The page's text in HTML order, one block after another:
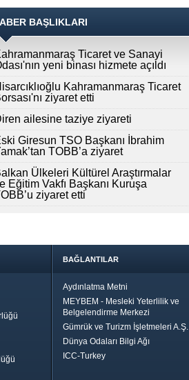
BAŞLIKLARI
Ticaret ve Sanayi
yeni binası hizmete açıldı
Kahramanmaraş Ticaret
ziyaret etti
ailesine taziye ziyareti
Giresun TSO Başkanı İbrahim
TOBB’a ziyaret
Ülkeleri Kültürel Araştırmalar
Eğitim Vakfı Başkanı Kuruşa
ziyaret etti
BAĞLANTILAR
Aydınlatma Metni
MEYBEM - Mesleki Yeterlilik ve
Belgelendirme Merkezi
Gümrük ve Turizm İşletmeleri A.Ş.
Dünya Odaları Bilgi Ağı
ICC-Turkey